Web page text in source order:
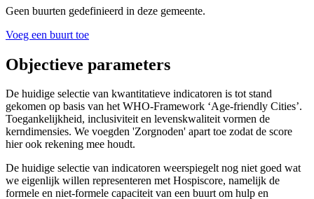
Geen buurten gedefinieerd in deze gemeente.
Voeg een buurt toe
Objectieve parameters
De huidige selectie van kwantitatieve indicatoren is tot stand
gekomen op basis van het WHO-Framework ‘Age-friendly Cities’.
Toegankelijkheid, inclusiviteit en levenskwaliteit vormen de
kerndimensies. We voegden 'Zorgnoden' apart toe zodat de score
hier ook rekening mee houdt.
De huidige selectie van indicatoren weerspiegelt nog niet goed wat
we eigenlijk willen representeren met Hospiscore, namelijk de
formele en niet-formele capaciteit van een buurt om hulp en